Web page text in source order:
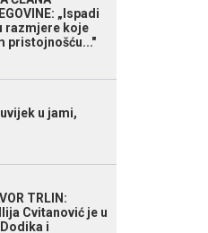
„Ispadi
razmjere koje
pristojnošću..."
u jami,
TRLIN:
Cvitanović je u
i